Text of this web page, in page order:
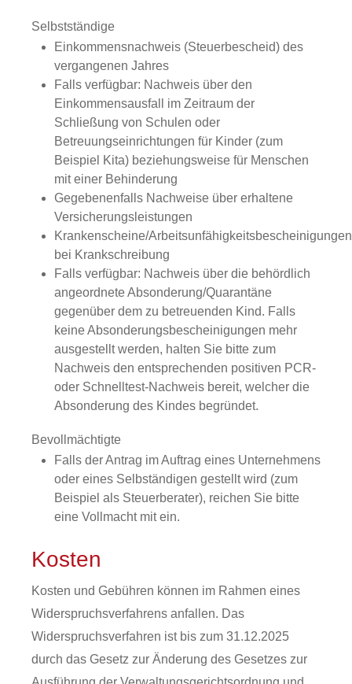
Selbstständige
Einkommensnachweis (Steuerbescheid) des
vergangenen Jahres
Falls verfügbar: Nachweis über den
Einkommensausfall im Zeitraum der
Schließung von Schulen oder
Betreuungseinrichtungen für Kinder (zum
Beispiel Kita) beziehungsweise für Menschen
mit einer Behinderung
Gegebenenfalls Nachweise über erhaltene
Versicherungsleistungen
Krankenscheine/Arbeitsunfähigkeitsbescheinigungen
bei Krankschreibung
Falls verfügbar: Nachweis über die behördlich
angeordnete Absonderung/Quarantäne
gegenüber dem zu betreuenden Kind. Falls
keine Absonderungsbescheinigungen mehr
ausgestellt werden, halten Sie bitte zum
Nachweis den entsprechenden positiven PCR-
oder Schnelltest-Nachweis bereit, welcher die
Absonderung des Kindes begründet.
Bevollmächtigte
Falls der Antrag im Auftrag eines Unternehmens
oder eines Selbständigen gestellt wird (zum
Beispiel als Steuerberater), reichen Sie bitte
eine Vollmacht mit ein.
Kosten
Kosten und Gebühren können im Rahmen eines
Widerspruchsverfahrens anfallen. Das
Widerspruchsverfahren ist bis zum 31.12.2025
durch das Gesetz zur Änderung des Gesetzes zur